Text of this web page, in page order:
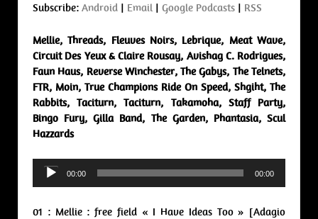
Subscribe: Android | Email | Google Podcasts | RSS
Mellie, Threads, Fleuves Noirs, Lebrique, Meat Wave,
Circuit Des Yeux & Claire Rousay, Avishag C. Rodrigues,
Faun Haus, Reverse Winchester, The Gabys, The Telnets,
FTR, Moin, True Champions Ride On Speed, Shgiht, The
Rabbits, Taciturn, Taciturn, Takamoha, Staff Party,
Bingo Fury, Gilla Band, The Garden, Phantasia, Scul
Hazzards
Audio
Player
00:00 00:00
01 : Mellie : free field « I Have Ideas Too » [Adagio